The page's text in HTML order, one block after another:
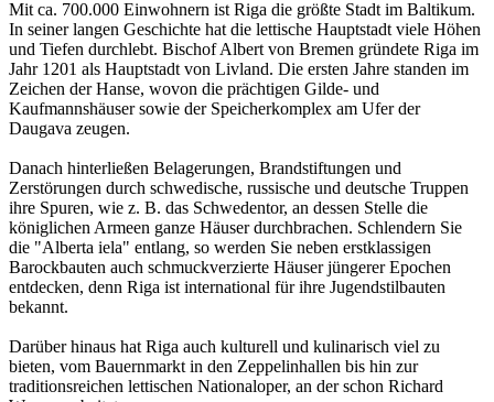
Mit ca. 700.000 Einwohnern ist Riga die größte Stadt im Baltikum.
In seiner langen Geschichte hat die lettische Hauptstadt viele Höhen
und Tiefen durchlebt. Bischof Albert von Bremen gründete Riga im
Jahr 1201 als Hauptstadt von Livland. Die ersten Jahre standen im
Zeichen der Hanse, wovon die prächtigen Gilde- und
Kaufmannshäuser sowie der Speicherkomplex am Ufer der
Daugava zeugen.
Danach hinterließen Belagerungen, Brandstiftungen und
Zerstörungen durch schwedische, russische und deutsche Truppen
ihre Spuren, wie z. B. das Schwedentor, an dessen Stelle die
königlichen Armeen ganze Häuser durchbrachen. Schlendern Sie
die "Alberta iela" entlang, so werden Sie neben erstklassigen
Barockbauten auch schmuckverzierte Häuser jüngerer Epochen
entdecken, denn Riga ist international für ihre Jugendstilbauten
bekannt.
Darüber hinaus hat Riga auch kulturell und kulinarisch viel zu
bieten, vom Bauernmarkt in den Zeppelinhallen bis hin zur
traditionsreichen lettischen Nationaloper, an der schon Richard